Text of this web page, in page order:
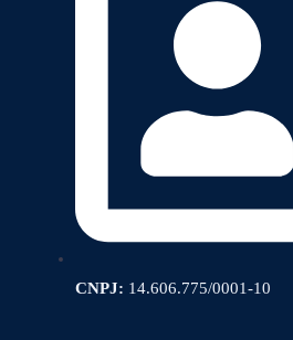
CNPJ: 14.606.775/0001-10